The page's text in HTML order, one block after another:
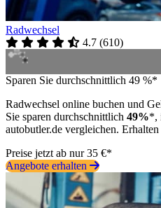
Radwechsel
4.7 (610)
Sparen Sie durchschnittlich 49 %*
Radwechsel online buchen und
Sie sparen durchschnittlich 49%*,
autobutler.de vergleichen.
Preise jetzt ab nur 35 €*
Angebote erhalten